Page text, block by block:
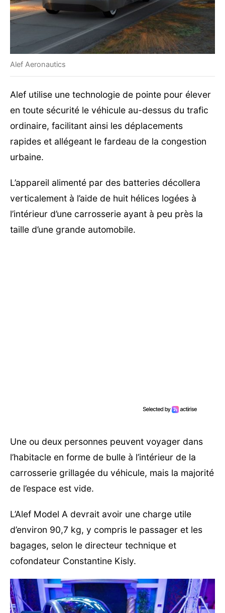
Alef Aeronautics
Alef utilise une technologie de pointe pour élever
en toute sécurité le véhicule au-dessus du trafic
ordinaire, facilitant ainsi les déplacements
rapides et allégeant le fardeau de la congestion
urbaine.
L’appareil alimenté par des batteries décollera
verticalement à l’aide de huit hélices logées à
l’intérieur d’une carrosserie ayant à peu près la
taille d’une grande automobile.
Une ou deux personnes peuvent voyager dans
l’habitacle en forme de bulle à l’intérieur de la
carrosserie grillagée du véhicule, mais la majorité
de l’espace est vide.
L’Alef Model A devrait avoir une charge utile
d’environ 90,7 kg, y compris le passager et les
bagages, selon le directeur technique et
cofondateur Constantine Kisly.